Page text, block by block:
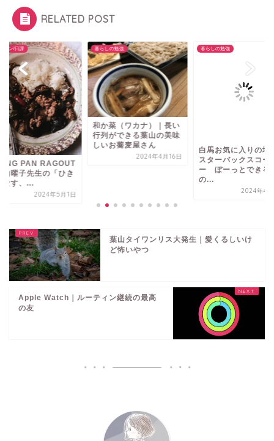
RELATED POST
ィン/日課
PAN RAGOUT
山曜子先生の「ひき
なす、...
2024年5月1日
暮らしの勉強
和か菜（ワカナ）｜長い
行列ができる葉山の美味
しいお蕎麦屋さん
2024年4月16日
暮らしの勉強
白馬お気に入りの場
スターバックスコー
ー ぼーっとできる
の...
2024年4
葉山タイワンリス大発生｜愛くるしいけ
ど怖いやつ
Apple Watch｜ルーティン継続の最高
の友